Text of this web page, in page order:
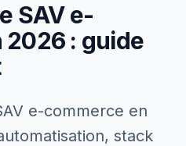
SAV e-
2026 : guide
e-commerce en
stack